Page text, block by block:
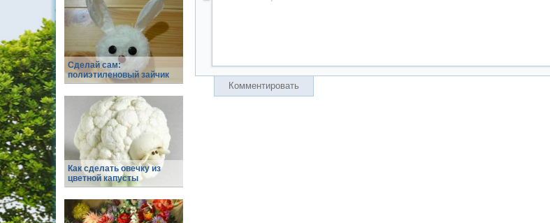
Сделай сам:
полиэтиленовый зайчик
Как сделать овечку из
цветной капусты
Комментировать